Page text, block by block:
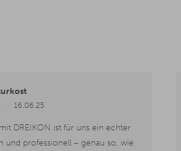
16.06.25
DREIKON ist für uns ein echter
und professionell – genau so, wie